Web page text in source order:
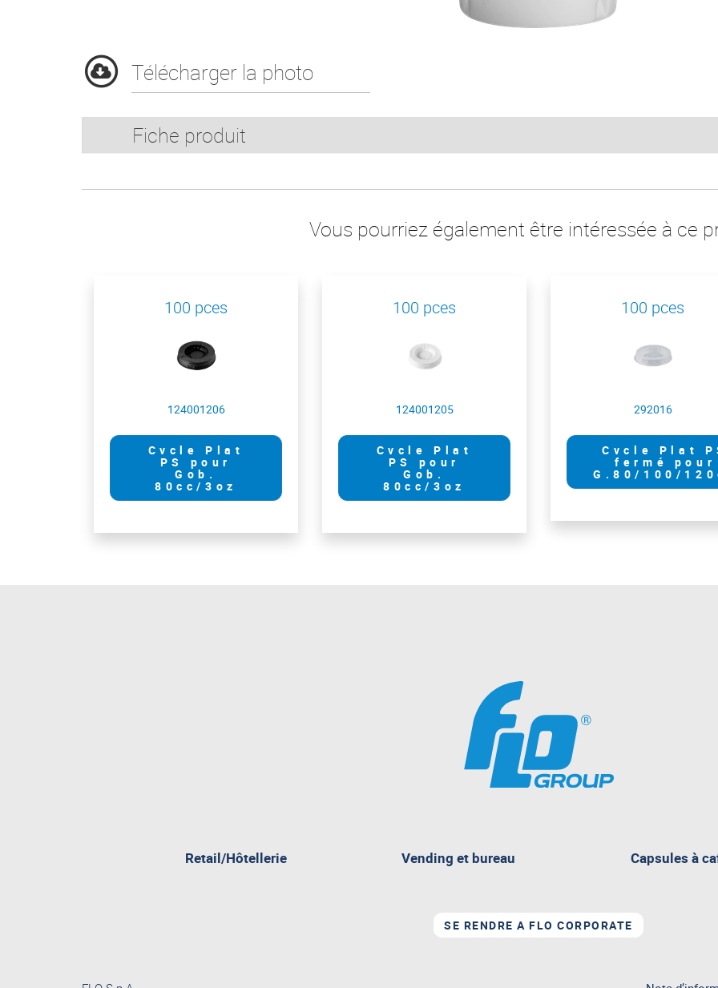
Télécharger la photo
Fiche produit
Vous pourriez également être intéressée à ce
100 pces
124001206
Cvcle Plat
PS pour
Gob.
80cc/3oz
100 pces
124001205
Cvcle Plat
PS pour
Gob.
80cc/3oz
100 pces
292016
Cvcle Plat
fermé pour
G.80/100/
Retail/Hôtelleriepagina
Vending et bureau Capsules à
SE RENDRE A FLO CORPORATE